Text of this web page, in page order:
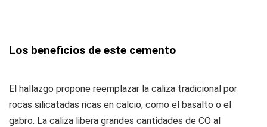
Los beneficios de este cemento
El hallazgo propone reemplazar la caliza tradicional por
rocas silicatadas ricas en calcio, como el basalto o el
gabro. La caliza libera grandes cantidades de CO al